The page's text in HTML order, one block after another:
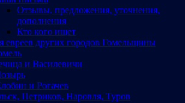
Отзывы, предложения, уточнения,
дополнения
Кто кого ищет
евреев других городов Гомельщины
и Василевичи
и Рогачев
Петриков, Наровля, Туров